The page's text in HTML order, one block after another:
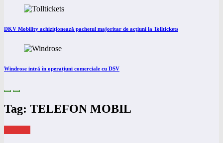
DKV Mobility achiziționează pachetul majoritar de acțiuni la Tolltickets
Windrose intră în operațiuni comerciale cu DSV
Tag: TELEFON MOBIL